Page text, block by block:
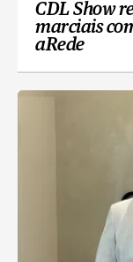
CDL Show
marciais
aRede